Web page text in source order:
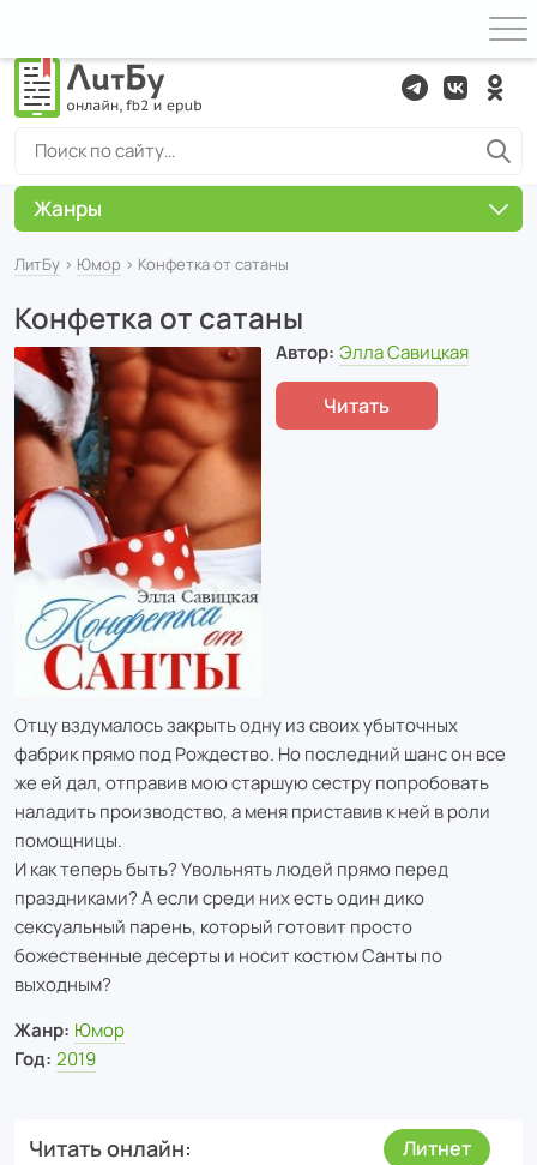
ЛитБу › Юмор › Конфетка от сатаны
Конфетка от сатаны
Автор: Элла Савицкая
Читать
Отцу вздумалось закрыть одну из своих убыточных
фабрик прямо под Рождество. Но последний шанс он все
же ей дал, отправив мою старшую сестру попробовать
наладить производство, а меня приставив к ней в роли
помощницы.
И как теперь быть? Увольнять людей прямо перед
праздниками? А если среди них есть один дико
сексуальный парень, который готовит просто
божественные десерты и носит костюм Санты по
выходным?
Жанр: Юмор
Год: 2019
Читать онлайн Литнет
Жанры